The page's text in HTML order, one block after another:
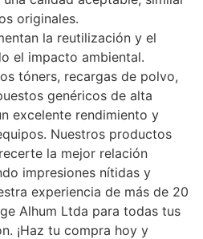
originales.
la reutilización y el
el impacto ambiental.
tóners, recargas de polvo,
genéricos de alta
excelente rendimiento y
Nuestros productos
la mejor relación
impresiones nítidas y
experiencia de más de 20
Alhum Ltda para todas tus
¡Haz tu compra hoy y